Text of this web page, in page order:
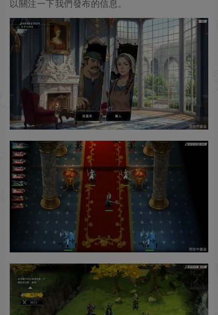
以關注一下我們發布的信息。